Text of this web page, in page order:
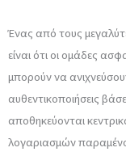
Ένας από τους
είναι ότι οι ομάδες
μπορούν να
αυθεντικοποιήσεις
αποθηκεύονται
λογαριασμών